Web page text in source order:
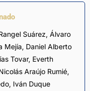
Mejía, Daniel Alberto
Tovar, Everth
Araújo Rumié,
Iván Duque